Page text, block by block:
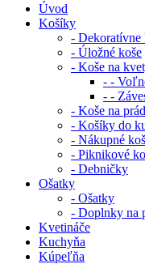
Úvod
Košíky
- Dekoratívne
- Úložné koše
- Koše na
- -
- -
- Koše na
- Košíky do
- Nákupné
- Piknikové
- Debničky
Ošatky
- Ošatky
- Doplnky na
Kvetináče
Kuchyňa
Kúpeľňa